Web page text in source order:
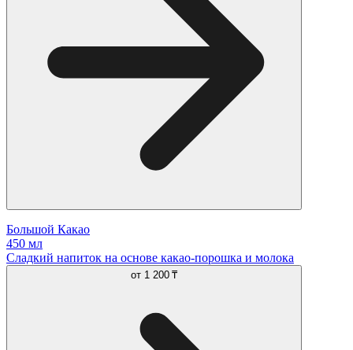
Большой Какао
450 мл
Сладкий напиток на основе какао-порошка и молока
от 1 200 ₸